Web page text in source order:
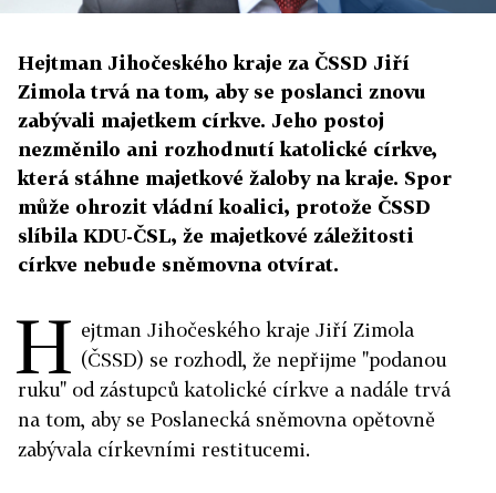
Hejtman Jihočeského kraje za ČSSD Jiří
Zimola trvá na tom, aby se poslanci znovu
zabývali majetkem církve. Jeho postoj
nezměnilo ani rozhodnutí katolické církve,
která stáhne majetkové žaloby na kraje. Spor
může ohrozit vládní koalici, protože ČSSD
slíbila KDU-ČSL, že majetkové záležitosti
církve nebude sněmovna otvírat.
H ejtman Jihočeského kraje Jiří Zimola
(ČSSD) se rozhodl, že nepřijme "podanou
ruku" od zástupců katolické církve a nadále trvá
na tom, aby se Poslanecká sněmovna opětovně
zabývala církevními restitucemi.